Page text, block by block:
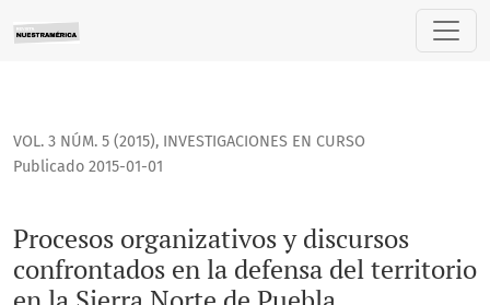
Procesos organizativos y discursos confrontados en la
VOL. 3 NÚM. 5 (2015), INVESTIGACIONES EN CURSO
Procesos organizativos y discursos
confrontados en la defensa del territorio
Publicado 2015-01-01